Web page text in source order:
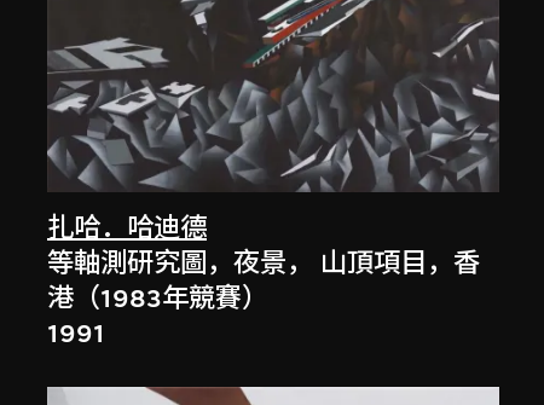
扎哈．哈迪德
等軸測研究圖，夜景， 山頂項目，香
港（1983年競賽）
1991